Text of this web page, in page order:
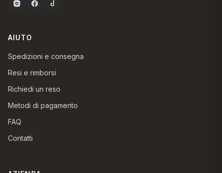
AIUTO
Spedizioni e consegna
Resi e rimborsi
Richiedi un reso
Metodi di pagamento
FAQ
Contatti